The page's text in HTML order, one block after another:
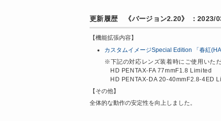
更新履歴 《バージョン2.20》 ：2023/
【機能拡張内容】
カスタムイメージSpecial Edition 「春紅
※下記の対応レンズ装着時にご使用いただ
HD PENTAX-FA 77mmF1.8 Limited
HD PENTAX-DA 20-40mmF2.8-4ED
【その他】
全体的な動作の安定性を向上しました。